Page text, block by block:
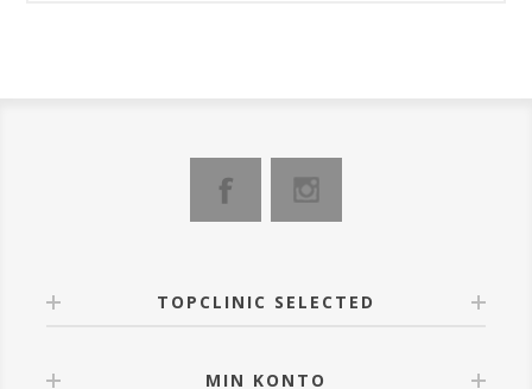
TOPCLINIC SELECTED
MIN KONTO